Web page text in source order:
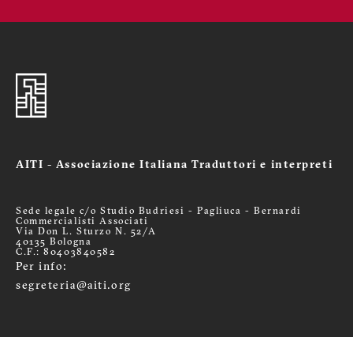
AITI - Associazione Italiana Traduttori e interpreti
Sede legale c/o Studio Budriesi - Pagliuca - Bernardi
Commercialisti Associati
Via Don L. Sturzo N. 52/A
40135 Bologna
C.F.: 80403840582
Per info:
segreteria@aiti.org